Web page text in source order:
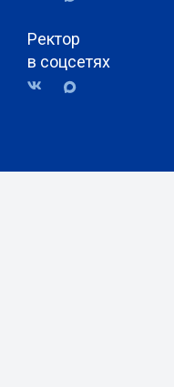
Ректор
в соцсетях